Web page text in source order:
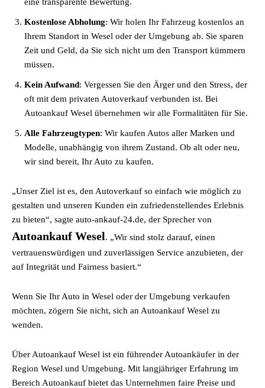
Kostenlose Abholung: Wir holen Ihr Fahrzeug kostenlos an
Ihrem Standort in Wesel oder der Umgebung ab. Sie sparen
Zeit und Geld, da Sie sich nicht um den Transport kümmern
müssen.
Kein Aufwand: Vergessen Sie den Ärger und den Stress, der
oft mit dem privaten Autoverkauf verbunden ist. Bei
Autoankauf Wesel übernehmen wir alle Formalitäten für Sie.
Alle Fahrzeugtypen: Wir kaufen Autos aller Marken und
Modelle, unabhängig von ihrem Zustand. Ob alt oder neu,
wir sind bereit, Ihr Auto zu kaufen.
„Unser Ziel ist es, den Autoverkauf so einfach wie möglich zu
gestalten und unseren Kunden ein zufriedenstellendes Erlebnis
zu bieten“, sagte auto-ankauf-24.de, der Sprecher von
Autoankauf Wesel. „Wir sind stolz darauf, einen
vertrauenswürdigen und zuverlässigen Service anzubieten, der
auf Integrität und Fairness basiert.“
Wenn Sie Ihr Auto in Wesel oder der Umgebung verkaufen
möchten, zögern Sie nicht, sich an Autoankauf Wesel zu
wenden.
Über Autoankauf Wesel ist ein führender Autoankäufer in der
Region Wesel und Umgebung. Mit langjähriger Erfahrung im
Bereich Autoankauf bietet das Unternehmen faire Preise und